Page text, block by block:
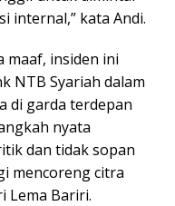
internal,” kata Andi.
maaf, insiden ini
NTB Syariah dalam
di garda terdepan
nyata
dan tidak sopan
mencoreng citra
Lema Bariri.